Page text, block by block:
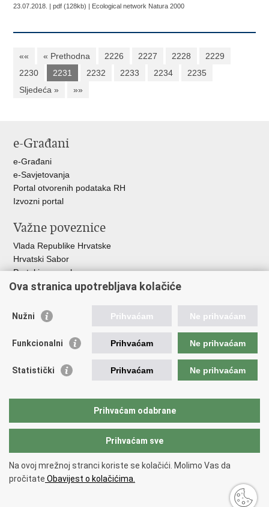
23.07.2018. | pdf (128kb) | Ecological network Natura 2000
«« « Prethodna 2226 2227 2228
2229
2230
2231 2232 2233 2234
2235
Sljedeća »
»»
e-Građani
e-Građani
e-Savjetovanja
Portal otvorenih podataka RH
Izvozni portal
Važne poveznice
Vlada Republike Hrvatske
Hrvatski Sabor
Portal javne nabave
Centralizirani sustav za zapošljavanje
Institucije i Javne ustanove u nadležnosti
Ministarstva
Fond za zaštitu okoliša i energetsku učinkovitost
Državni hidrometeorološki zavod
Parkovi Hrvatske
Institut za vode „Josip Juraj Strossmayer“
Copyright © 2026 Ministarstvo gospodarstva i održivog razvoja Republike
Hrvatske /Izjava o pristupačnosti.
Ova stranica upotrebljava kolačiće
Nužni Prihvaćam Ne prihvaćam
Funkcionalni Prihvaćam Ne prihvaćam
Statistički Prihvaćam Ne prihvaćam
Prihvaćam odabrane
Prihvaćam sve
Na ovoj mrežnoj stranci koriste se kolačići. Molimo Vas da
pročitate Obavijest o kolačićima.